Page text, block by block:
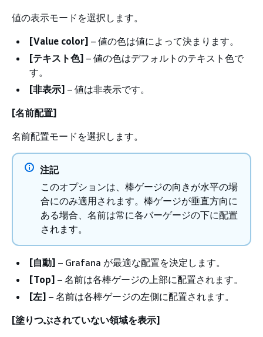
値の表示モードを選択します。
[Value color] – 値の色は値によって決まります。
[テキスト色] – 値の色はデフォルトのテキスト色で
す。
[非表示] – 値は非表示です。
[名前配置]
名前配置モードを選択します。
注記
このオプションは、棒ゲージの向きが水平の場
合にのみ適用されます。棒ゲージが垂直方向に
ある場合、名前は常に各バーゲージの下に配置
されます。
[自動] – Grafana が最適な配置を決定します。
[Top] – 名前は各棒ゲージの上部に配置されます。
[左] – 名前は各棒ゲージの左側に配置されます。
[塗りつぶされていない領域を表示]